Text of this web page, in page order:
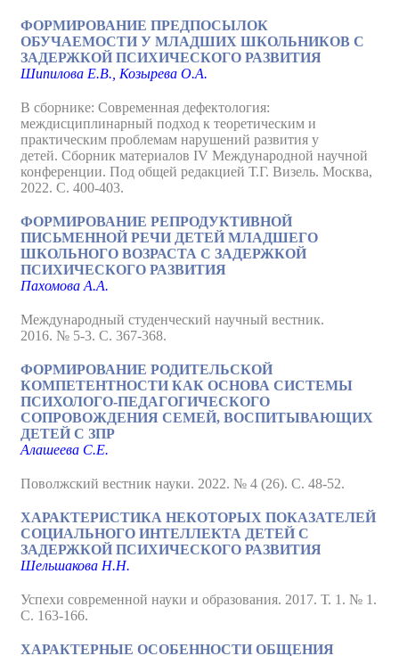
ФОРМИРОВАНИЕ ПРЕДПОСЫЛОК
ОБУЧАЕМОСТИ У МЛАДШИХ ШКОЛЬНИКОВ С
ЗАДЕРЖКОЙ ПСИХИЧЕСКОГО РАЗВИТИЯ
Шипилова Е.В., Козырева О.А.
В сборнике: Современная дефектология:
междисциплинарный подход к теоретическим и
практическим проблемам нарушений развития у
детей. Сборник материалов IV Международной научной
конференции. Под общей редакцией Т.Г. Визель. Москва,
2022. С. 400-403.
ФОРМИРОВАНИЕ РЕПРОДУКТИВНОЙ
ПИСЬМЕННОЙ РЕЧИ ДЕТЕЙ МЛАДШЕГО
ШКОЛЬНОГО ВОЗРАСТА С ЗАДЕРЖКОЙ
ПСИХИЧЕСКОГО РАЗВИТИЯ
Пахомова А.А.
Международный студенческий научный вестник.
2016. № 5-3. С. 367-368.
ФОРМИРОВАНИЕ РОДИТЕЛЬСКОЙ
КОМПЕТЕНТНОСТИ КАК ОСНОВА СИСТЕМЫ
ПСИХОЛОГО-ПЕДАГОГИЧЕСКОГО
СОПРОВОЖДЕНИЯ СЕМЕЙ, ВОСПИТЫВАЮЩИХ
ДЕТЕЙ С ЗПР
Алашеева С.Е.
Поволжский вестник науки. 2022. № 4 (26). С. 48-52.
ХАРАКТЕРИСТИКА НЕКОТОРЫХ ПОКАЗАТЕЛЕЙ
СОЦИАЛЬНОГО ИНТЕЛЛЕКТА ДЕТЕЙ С
ЗАДЕРЖКОЙ ПСИХИЧЕСКОГО РАЗВИТИЯ
Шельшакова Н.Н.
Успехи современной науки и образования. 2017. Т. 1. № 1.
С. 163-166.
ХАРАКТЕРНЫЕ ОСОБЕННОСТИ ОБЩЕНИЯ